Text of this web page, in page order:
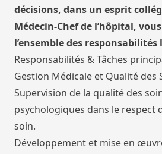
décisions, dans un esprit
Médecin-Chef de l’hôpital,
l’ensemble des responsabilités
Responsabilités & Tâches
Gestion Médicale et Qualité des
Supervision de la qualité des
psychologiques dans le respect
soin.
Développement et mise en